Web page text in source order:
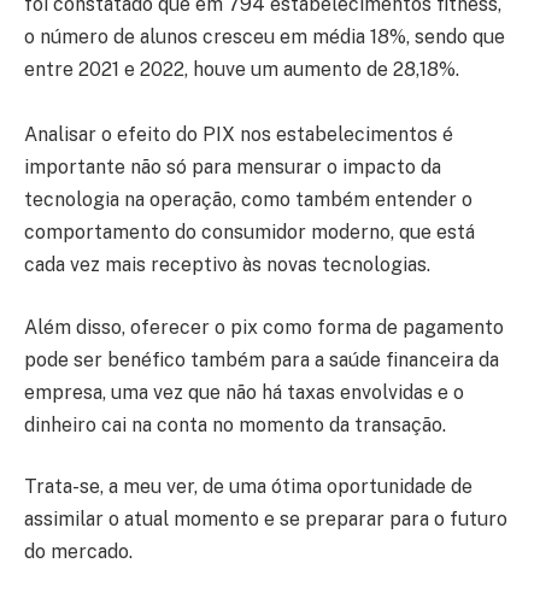
o número de alunos cresceu em média 18%, sendo que
entre 2021 e 2022, houve um aumento de 28,18%.
Analisar o efeito do PIX nos estabelecimentos é
importante não só para mensurar o impacto da
tecnologia na operação, como também entender o
comportamento do consumidor moderno, que está
cada vez mais receptivo às novas tecnologias.
Além disso, oferecer o pix como forma de pagamento
pode ser benéfico também para a saúde financeira da
empresa, uma vez que não há taxas envolvidas e o
dinheiro cai na conta no momento da transação.
Trata-se, a meu ver, de uma ótima oportunidade de
assimilar o atual momento e se preparar para o futuro
do mercado.